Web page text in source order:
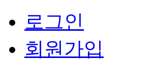
로그인
회원가입